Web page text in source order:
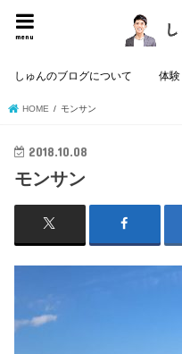
menu
しゅんのブログについて 体験
HOME モンサン
2018.10.08
モンサン